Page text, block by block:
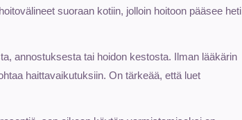
suoraan kotiin, jolloin hoitoon pääsee heti
annostuksesta tai hoidon kestosta. Ilman lääkärin
haittavaikutuksiin. On tärkeää, että luet